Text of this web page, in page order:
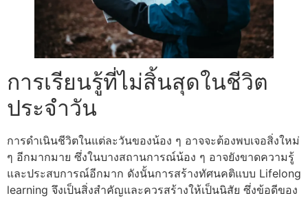
การเรียนรู้ที่ไม่สิ้นสุดในชีวิต
ประจำวัน
การดำเนินชีวิตในแต่ละวันของน้อง ๆ อาจจะต้องพบเจอสิ่งใหม่
ๆ อีกมากมาย ซึ่งในบางสถานการณ์น้อง ๆ อาจยังขาดความรู้
และประสบการณ์อีกมาก ดังนั้นการสร้างทัศนคติแบบ Lifelong
learning จึงเป็นสิ่งสำคัญและควรสร้างให้เป็นนิสัย ซึ่งข้อดีของ